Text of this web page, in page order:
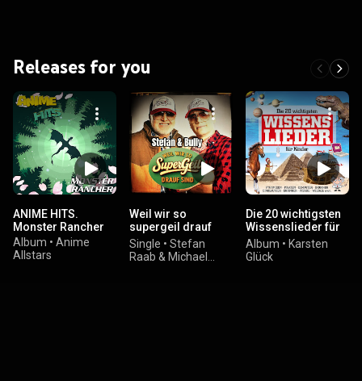
Releases for you
ANIME HITS.
Monster Rancher
Album • Anime
Allstars
Weil wir so
supergeil drauf
sind
Single • Stefan
Raab & Michael
Die 20 wichtigsten
Wissenslieder für
Kinder
Album • Karsten
Glück